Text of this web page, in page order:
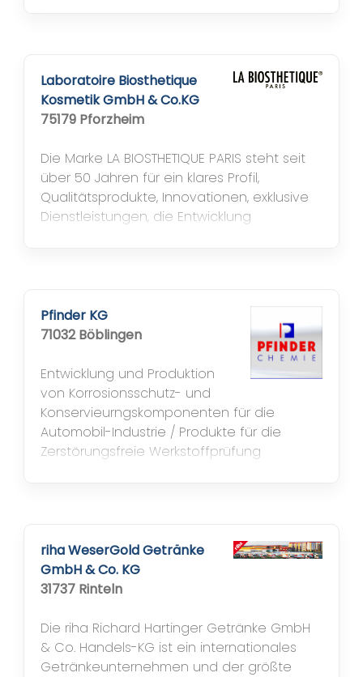
Holzgreiflingen für die Kleinsten über eine
große Auswahl von...
Laboratoire Biosthetique
Kosmetik GmbH & Co.KG
75179 Pforzheim
Die Marke LA BIOSTHETIQUE PARIS steht seit
über 50 Jahren für ein klares Profil,
Qualitätsprodukte, Innovationen, exklusive
Dienstleistungen, die Entwicklung
Contier mit LA BIOSTHETIQUE das
sensationelle und innovative Total...
Pfinder KG
71032 Böblingen
Entwicklung und Produktion
von Korrosionsschutz- und
Konservieurngskomponenten für die
Automobil-Industrie / Produkte für die
Zerstörungsfreie Werkstoffprüfung
riha WeserGold Getränke
GmbH & Co. KG
31737 Rinteln
Die riha Richard Hartinger Getränke GmbH
& Co. Handels-KG ist ein internationales
Getränkeunternehmen und der größte